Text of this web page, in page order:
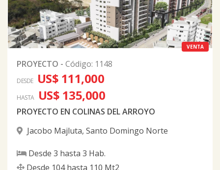
VENTA
PROYECTO - Código: 1148
DESDE US$ 111,000
HASTA US$ 135,000
PROYECTO EN COLINAS DEL ARROYO
Jacobo Majluta, Santo Domingo Norte
Desde 3 hasta 3 Hab.
Desde 104 hasta 110 Mt2